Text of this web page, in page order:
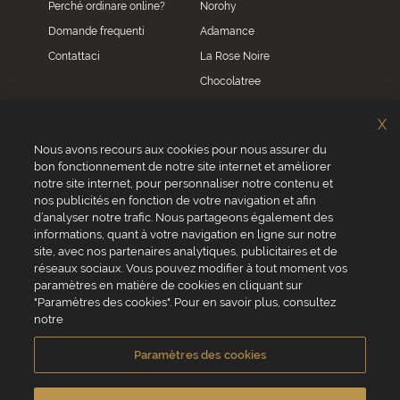
Perché ordinare online?
Domande frequenti
Contattaci
Norohy
Adamance
La Rose Noire
Chocolatree
Servizio clienti
0039 02 82 94 01 46
Da lunedì a venerdì dalle 8.30 alle 17.30
VALRHONA SAS - 12 Avenue PRESIDENT ROOSEVELT 26600 TAIN
Condizioni generali di vendita Informativa Cookies
Informativa sulla privacy Informazioni legali
Nous avons recours aux cookies pour nous assurer du
bon fonctionnement de notre site internet et améliorer
notre site internet, pour personnaliser notre contenu et
nos publicités en fonction de votre navigation et afin
d’analyser notre trafic. Nous partageons également des
informations, quant à votre navigation en ligne sur notre
site, avec nos partenaires analytiques, publicitaires et de
réseaux sociaux. Vous pouvez modifier à tout moment vos
paramètres en matière de cookies en cliquant sur
"Paramètres des cookies". Pour en savoir plus, consultez
notre
Paramètres des cookies
X